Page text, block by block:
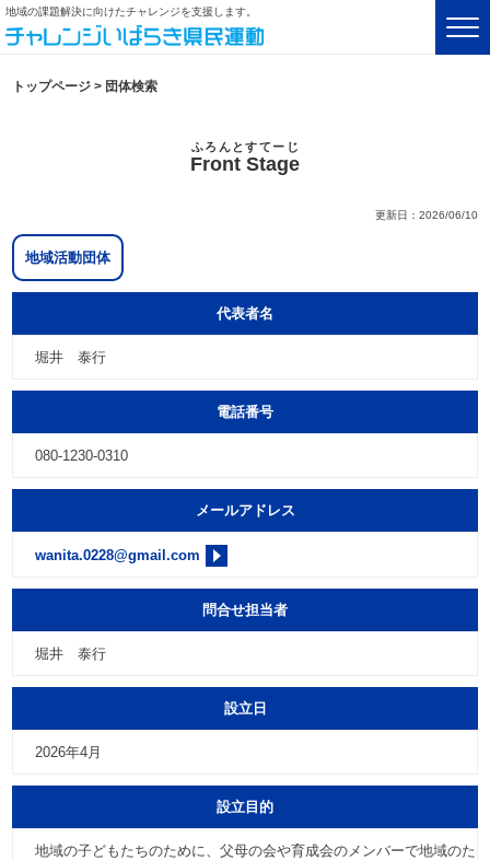
地域の課題解決に向けたチャレンジを支援します。
トップページ > 団体検索
Front Stage
ふろんとすてーじ
更新日：2026/06/10
地域活動団体
代表者名
堀井 泰行
電話番号
080-1230-0310
メールアドレス
wanita.0228@gmail.com
問合せ担当者
堀井 泰行
設立日
2026年4月
設立目的
地域の子どもたちのために、父母の会や育成会のメンバーで地域のた